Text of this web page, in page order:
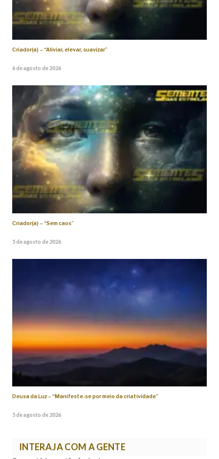
Criador(a) – “Aliviar, elevar, suavizar”
6 de agosto de 2026
Criador(a) – “Sem caos”
5 de agosto de 2026
Deusa da Luz – “Manifeste-se por meio da criatividade”
5 de agosto de 2026
INTERAJA COM A GENTE